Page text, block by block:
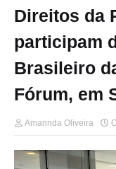
Direitos da
participam
Brasileiro
Fórum, em
Amannda Oliveira